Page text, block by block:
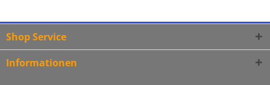
Shop Service
Informationen